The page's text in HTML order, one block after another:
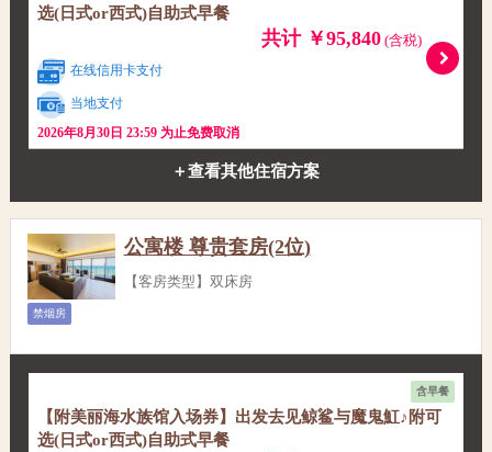
选(日式or西式)自助式早餐
共计 ￥95,840(含税)
在线信用卡支付
当地支付
2026年8月30日 23:59 为止免费取消
＋查看其他住宿方案
公寓楼 尊贵套房(2位)
【客房类型】双床房
禁烟房
含早餐
【附美丽海水族馆入场券】出发去见鲸鲨与魔鬼魟♪附可
选(日式or西式)自助式早餐